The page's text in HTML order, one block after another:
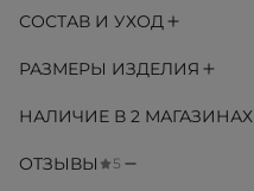
СОСТАВ И УХОД
РАЗМЕРЫ ИЗДЕЛИЯ
НАЛИЧИЕ В 2 МАГАЗИНАХ
ОТЗЫВЫ 5